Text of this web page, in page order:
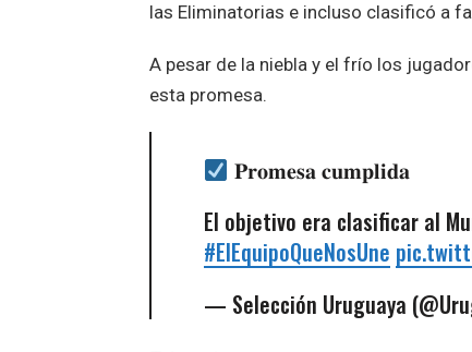
las Eliminatorias e incluso clasificó a
A pesar de la niebla y el frío los
esta promesa.
𝐏𝐫𝐨𝐦𝐞𝐬𝐚 𝐜𝐮𝐦𝐩𝐥𝐢𝐝𝐚
El objetivo era clasificar al
#ElEquipoQueNosUne
— Selección Uruguaya